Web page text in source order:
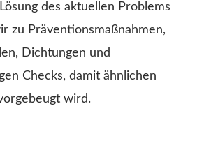
des aktuellen Problems
zu Präventionsmaßnahmen,
Dichtungen und
Checks, damit ähnlichen
wird.